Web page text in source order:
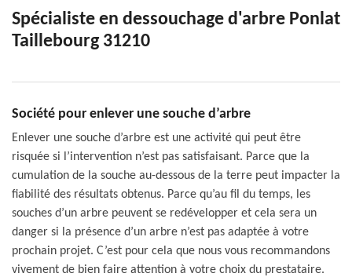
Spécialiste en dessouchage d'arbre Ponlat
Taillebourg 31210
Société pour enlever une souche d’arbre
Enlever une souche d’arbre est une activité qui peut être
risquée si l’intervention n’est pas satisfaisant. Parce que la
cumulation de la souche au-dessous de la terre peut impacter la
fiabilité des résultats obtenus. Parce qu’au fil du temps, les
souches d’un arbre peuvent se redévelopper et cela sera un
danger si la présence d’un arbre n’est pas adaptée à votre
prochain projet. C’est pour cela que nous vous recommandons
vivement de bien faire attention à votre choix du prestataire.